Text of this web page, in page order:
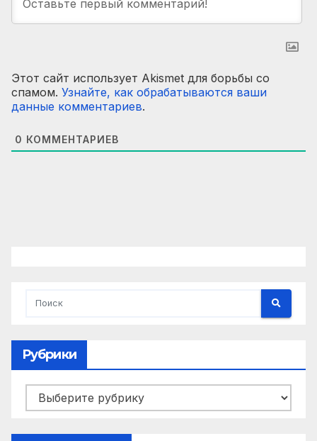
Этот сайт использует Akismet для борьбы со
спамом. Узнайте, как обрабатываются ваши
данные комментариев.
0 КОММЕНТАРИЕВ
Рубрики
Рубрики